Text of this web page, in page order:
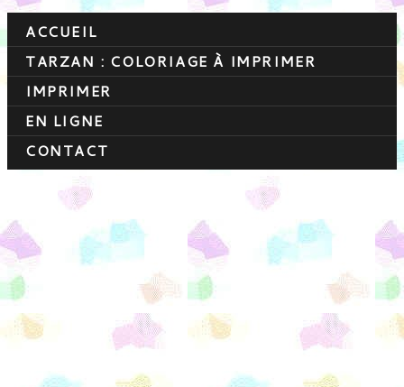
ACCUEIL
TARZAN : COLORIAGE À IMPRIMER
IMPRIMER
EN LIGNE
CONTACT